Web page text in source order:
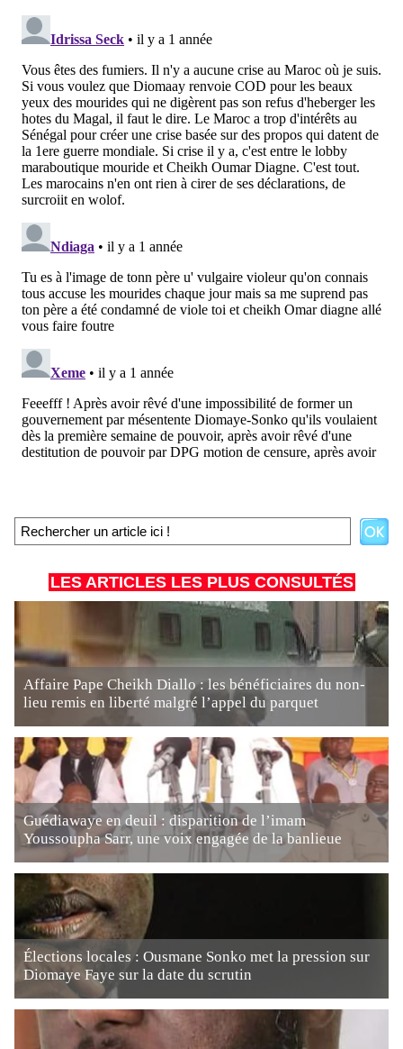
LES ARTICLES LES PLUS CONSULTÉS
Affaire Pape Cheikh Diallo : les bénéficiaires du non-
lieu remis en liberté malgré l’appel du parquet
Guédiawaye en deuil : disparition de l’imam
Youssoupha Sarr, une voix engagée de la banlieue
Élections locales : Ousmane Sonko met la pression sur
Diomaye Faye sur la date du scrutin